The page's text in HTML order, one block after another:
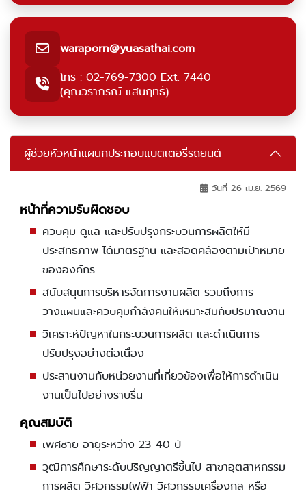
waraporn@yuasathai.com
โทร : 02-769-7300 Ext. 7440
(คุณวราภรณ์ แสนฤทธิ์)
ผู้ช่วยหัวหน้าแผนกประกอบแบตเตอรี่รถยนต์
วันที่ 26 เม.ย. 2569
หน้าที่ความรับผิดชอบ
ควบคุม ดูแล และปรับปรุงกระบวนการผลิตให้มี
ประสิทธิภาพ ได้มาตรฐาน และสอดคล้องตามเป้าหมาย
ขององค์กร
สนับสนุนการบริหารจัดการงานผลิต รวมถึงการ
วางแผนและควบคุมกำลังคนให้เหมาะสมกับปริมาณงาน
วิเคราะห์ปัญหาในกระบวนการผลิต และดำเนินการ
ปรับปรุงอย่างต่อเนื่อง
ประสานงานกับหน่วยงานที่เกี่ยวข้องเพื่อให้การดำเนิน
งานเป็นไปอย่างราบรื่น
คุณสมบัติ
เพศชาย อายุระหว่าง 23-40 ปี
วุฒิการศึกษาระดับปริญญาตรีขึ้นไป สาขาอุตสาหกรรม
การผลิต วิศวกรรมไฟฟ้า วิศวกรรมเครื่องกล หรือ